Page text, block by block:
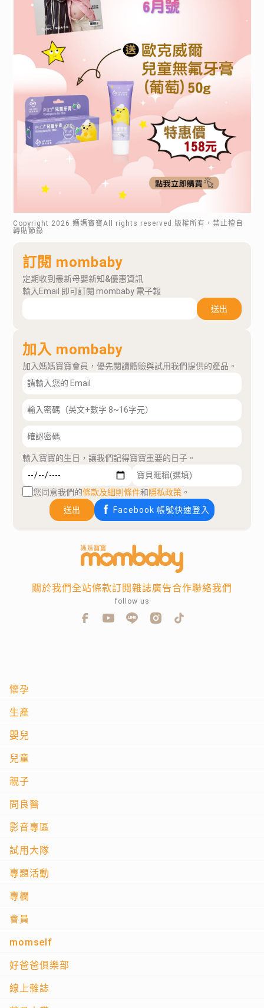
Copyright 2026 .媽媽寶寶All rights reserved.版權所有，禁止擅自
轉貼節錄
訂閱 mombaby
定期收到最新母嬰新知&優惠資訊
輸入Email 即可訂閱 mombaby 電子報
送出
加入 mombaby
加入媽媽寶寶會員，優先閱讀體驗與試用我們提供的產品。
輸入寶寶的生日，讓我們記得寶寶重要的日子。
您同意我們的條款及細則條件和隱私政策 。
送出
Facebook 帳號快速登入
懷孕
生產
嬰兒
兒童
親子
問良醫
影音專區
試用大隊
專題活動
專欄
會員
momself
好爸爸俱樂部
線上雜誌
關於我們全站條款訂閱雜誌廣告合作聯絡我們
follow us